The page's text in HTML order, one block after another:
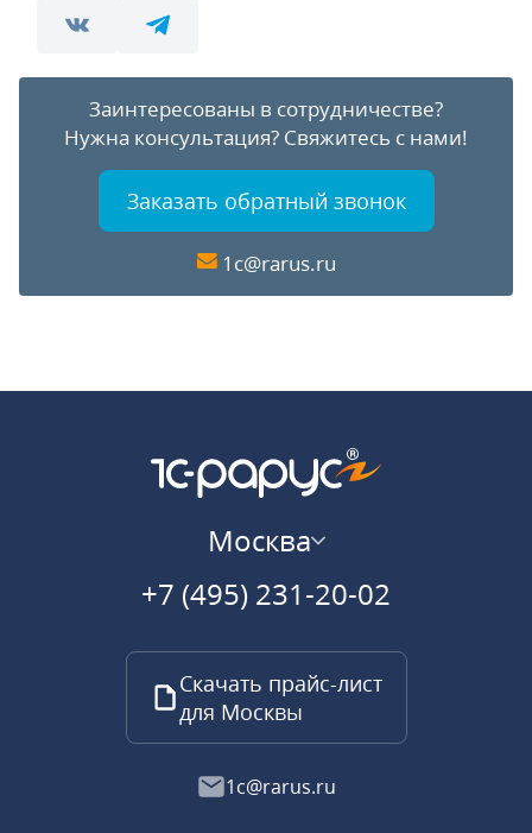
Заинтересованы в сотрудничестве?
Нужна консультация? Свяжитесь с нами!
Заказать обратный звонок
1c@rarus.ru
Москва
+7 (495) 231-20-02
Скачать прайс-лист
для Москвы
1c@rarus.ru